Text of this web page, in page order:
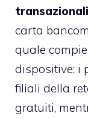
transazionali
carta
quale
dispositive: i
filiali della
gratuiti,